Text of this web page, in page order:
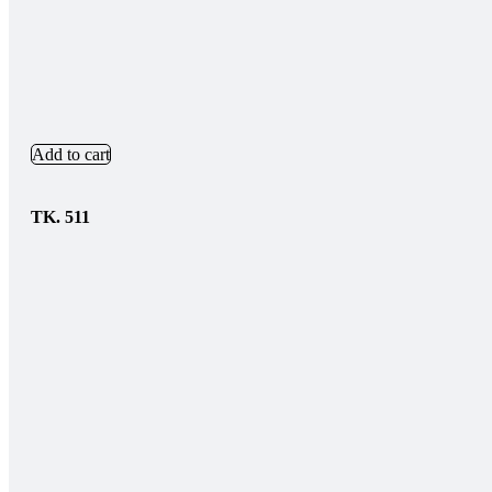
Add to cart
TK. 511